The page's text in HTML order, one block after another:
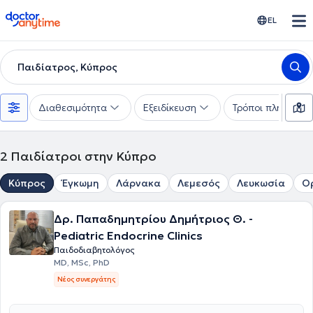
doctoranytime EL
Παιδίατρος, Κύπρος
Διαθεσιμότητα Εξειδίκευση Τρόποι πληρωμής
2 Παιδίατροι στην Κύπρο
Κύπρος Έγκωμη Λάρνακα Λεμεσός Λευκωσία
Δρ. Παπαδημητρίου Δημήτριος Θ. -
Pediatric Endocrine Clinics
Παιδοδιαβητολόγος
MD, MSc, PhD
Νέος συνεργάτης